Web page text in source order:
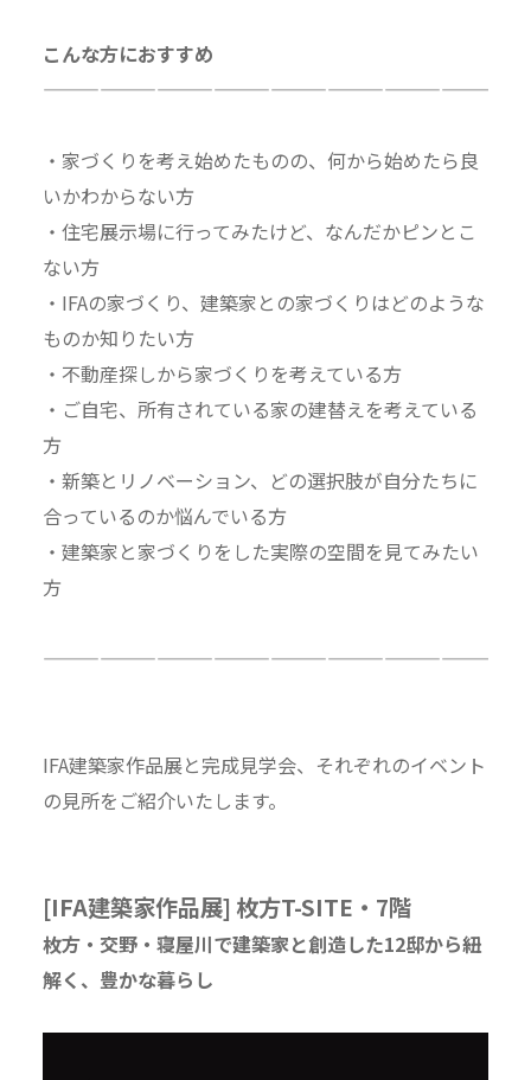
こんな方におすすめ
・家づくりを考え始めたものの、何から始めたら良
いかわからない方
・住宅展示場に行ってみたけど、なんだかピンとこ
ない方
・IFAの家づくり、建築家との家づくりはどのような
ものか知りたい方
・不動産探しから家づくりを考えている方
・ご自宅、所有されている家の建替えを考えている
方
・新築とリノベーション、どの選択肢が自分たちに
合っているのか悩んでいる方
・建築家と家づくりをした実際の空間を見てみたい
方
IFA建築家作品展と完成見学会、それぞれのイベント
の見所をご紹介いたします。
[IFA建築家作品展] 枚方T-SITE・7階
枚方・交野・寝屋川で建築家と創造した12邸から紐
解く、豊かな暮らし